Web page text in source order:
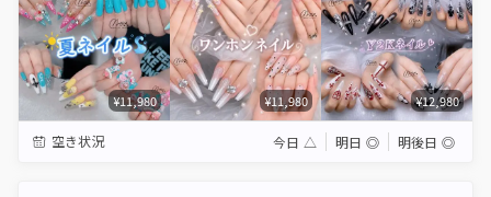
¥11,980 ¥11,980 ¥12,980
空き状況 今日 △ 明日 ◎ 明後日 ◎